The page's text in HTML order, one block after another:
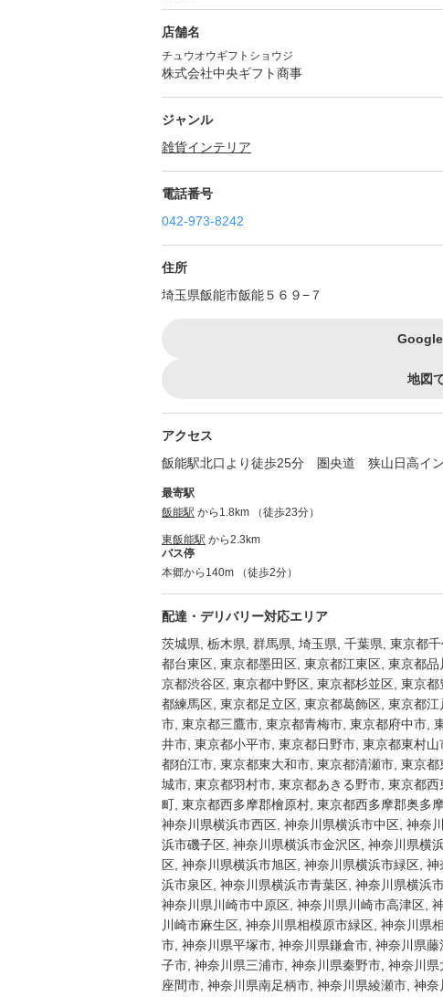
店舗名
チュウオウギフトショウジ
株式会社中央ギフト商事
ジャンル
雑貨インテリア
電話番号
042-973-8242
住所
埼玉県飯能市飯能５６９−７
Google
地図
アクセス
飯能駅北口より徒歩25分 圏央道 狭山日高イ
最寄駅
飯能駅 から1.8km （徒歩23分）
東飯能駅 から2.3km
バス停
本郷から140m （徒歩2分）
配達・デリバリー対応エリア
茨城県, 栃木県, 群馬県, 埼玉県, 千葉県, 東京都
都台東区, 東京都墨田区, 東京都江東区, 東京都
京都渋谷区, 東京都中野区, 東京都杉並区, 東京
都練馬区, 東京都足立区, 東京都葛飾区, 東京都
市, 東京都三鷹市, 東京都青梅市, 東京都府中市,
井市, 東京都小平市, 東京都日野市, 東京都東村
都狛江市, 東京都東大和市, 東京都清瀬市, 東京
城市, 東京都羽村市, 東京都あきる野市, 東京都
町, 東京都西多摩郡檜原村, 東京都西多摩郡奥多
神奈川県横浜市西区, 神奈川県横浜市中区, 神奈
浜市磯子区, 神奈川県横浜市金沢区, 神奈川県横
区, 神奈川県横浜市旭区, 神奈川県横浜市緑区,
浜市泉区, 神奈川県横浜市青葉区, 神奈川県横浜
神奈川県川崎市中原区, 神奈川県川崎市高津区,
川崎市麻生区, 神奈川県相模原市緑区, 神奈川県
市, 神奈川県平塚市, 神奈川県鎌倉市, 神奈川県
子市, 神奈川県三浦市, 神奈川県秦野市, 神奈川
座間市, 神奈川県南足柄市, 神奈川県綾瀬市, 神